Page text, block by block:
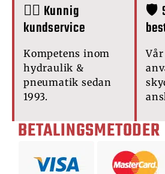
🙋‍♂️ Kunnig
kundservice
Kompetens inom
hydraulik &
pneumatik sedan
1993.
🛡️
BETALINGSMETODER